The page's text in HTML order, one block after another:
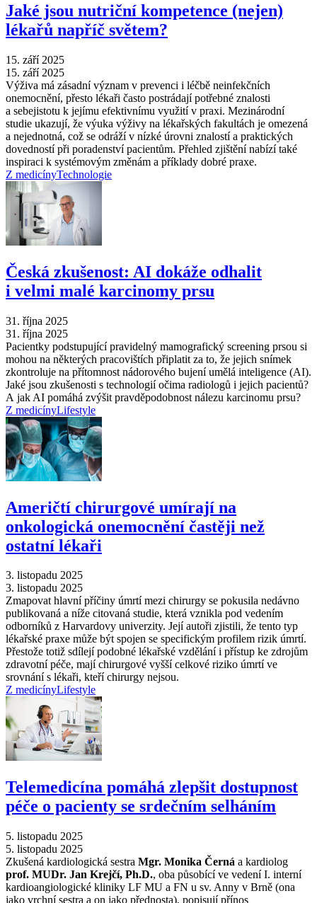
Jaké jsou nutriční kompetence (nejen)
lékařů napříč světem?
15. září 2025
15. září 2025
Výživa má zásadní význam v prevenci i léčbě neinfekčních
onemocnění, přesto lékaři často postrádají potřebné znalosti
a sebejistotu k jejímu efektivnímu využití v praxi. Mezinárodní
studie ukazují, že výuka výživy na lékařských fakultách je omezená
a nejednotná, což se odráží v nízké úrovni znalostí a praktických
dovedností při poradenství pacientům. Přehled zjištění nabízí také
inspiraci k systémovým změnám a příklady dobré praxe.
Z medicínyTechnologie
Česká zkušenost: AI dokáže odhalit
i velmi malé karcinomy prsu
31. října 2025
31. října 2025
Pacientky podstupující pravidelný mamografický screening prsou si
mohou na některých pracovištích připlatit za to, že jejich snímek
zkontroluje na přítomnost nádorového bujení umělá inteligence (AI).
Jaké jsou zkušenosti s technologií očima radiologů i jejich pacientů?
A jak AI pomáhá zvýšit pravděpodobnost nálezu karcinomu prsu?
Z medicínyLifestyle
Američtí chirurgové umírají na
onkologická onemocnění častěji než
ostatní lékaři
3. listopadu 2025
3. listopadu 2025
Zmapovat hlavní příčiny úmrtí mezi chirurgy se pokusila nedávno
publikovaná a níže citovaná studie, která vznikla pod vedením
odborníků z Harvardovy univerzity. Její autoři zjistili, že tento typ
lékařské praxe může být spojen se specifickým profilem rizik úmrtí.
Přestože totiž sdílejí podobné lékařské vzdělání i přístup ke zdrojům
zdravotní péče, mají chirurgové vyšší celkové riziko úmrtí ve
srovnání s lékaři, kteří chirurgy nejsou.
Z medicínyLifestyle
Telemedicína pomáhá zlepšit dostupnost
péče o pacienty se srdečním selháním
5. listopadu 2025
5. listopadu 2025
Zkušená kardiologická sestra Mgr. Monika Černá a kardiolog
prof. MUDr. Jan Krejčí, Ph.D., oba působící ve vedení I. interní
kardioangiologické kliniky LF MU a FN u sv. Anny v Brně (ona
jako vrchní sestra a on jako přednosta), popisují přínos